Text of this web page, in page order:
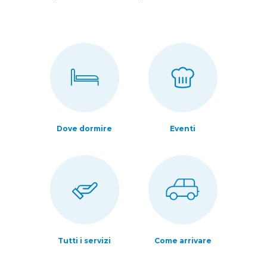
Dove dormire Eventi
Tutti i servizi Come arrivare